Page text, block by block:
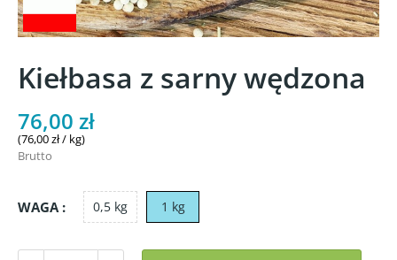
Kiełbasa z sarny wędzona
76,00 zł
(76,00 zł / kg)
Brutto
WAGA : 0,5 kg 1 kg